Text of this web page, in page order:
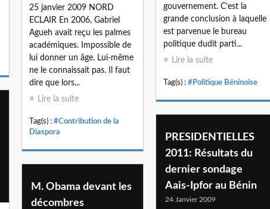
gouvernement. C’est la
grande conclusion à laquelle
est parvenue le bureau
politique dudit parti...
Lire la suite
Tag(s) : #Politique Béninoise
25 janvier 2009 NORD
ECLAIR En 2006, Gabriel
Agueh avait reçu les palmes
académiques. Impossible de
lui donner un âge. Lui-même
ne le connaissait pas. Il faut
dire que lors...
Lire la suite
Tag(s) : #Contribution de la
Diaspora
PRESIDENTIELLES
2011: Résultats du
dernier sondage
Aais-Ipfor au Bénin
24 Janvier 2009
M. Obama devant les
décombres